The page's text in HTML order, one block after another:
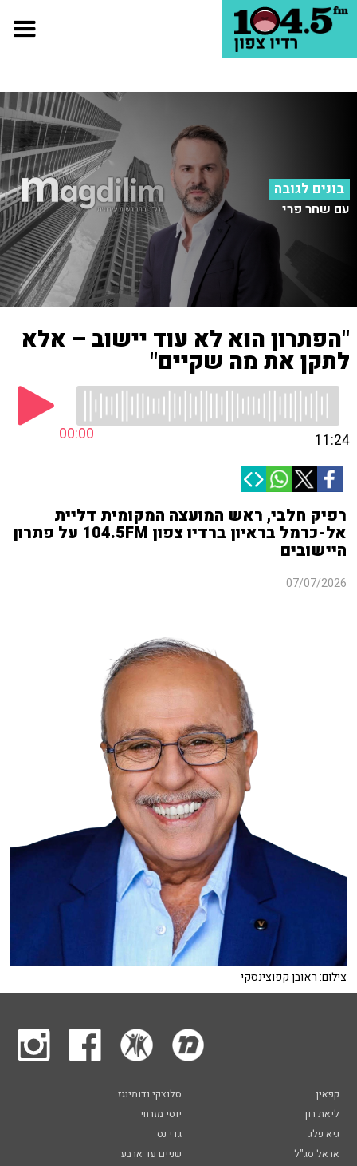
בונים לגובה
עם שחר פרי
"הפתרון הוא לא עוד יישוב – אלא
לתקן את מה שקיים"
00:00 11:24
רפיק חלבי, ראש המועצה המקומית דליית
אל-כרמל בראיון ברדיו צפון 104.5FM על פתרון
היישובים
07/07/2026
צילום: ראובן קפוצינסקי
קפאין
סלוצקי ודומינגז
ליאת רון
יוסי מזרחי
גיא פלג
גדי נס
אראל סג"ל
שניים עד ארבע